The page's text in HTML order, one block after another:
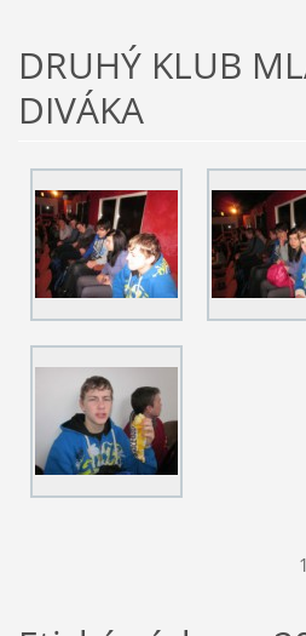
DRUHÝ KLUB
DIVÁKA
1